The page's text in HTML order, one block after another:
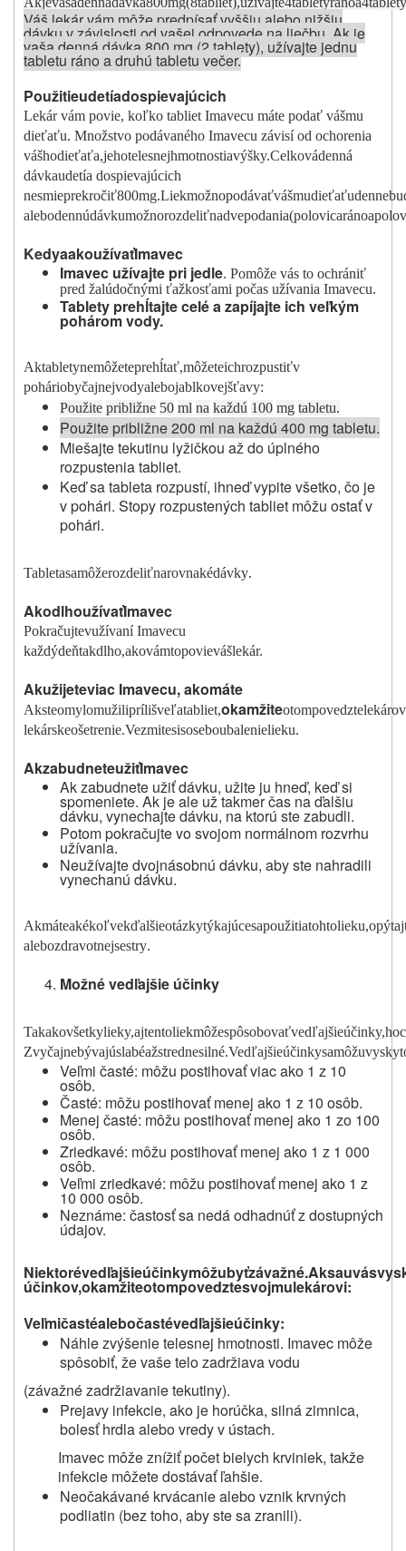
Váš lekár vám môže predpísať vyššiu alebo nižšiu
dávku v závislosti od vašej odpovede na liečbu. Ak je
vaša denná dávka 800 mg (2 tablety), užívajte jednu
tabletu ráno a druhú tabletu večer.
Použitieudetíadospievajúcich
Lekár vám povie, koľko tabliet Imavecu máte podať vášmu
dieťaťu. Množstvo podávaného Imavecu závisí od ochorenia
vášhodieťaťa,jehotelesnejhmotnostiavýšky.Celkovádenná
dávkaudetía dospievajúcich
nesmieprekročiť800mg.Liekmožnopodávaťvášmudieťaťudenne
alebodennúdávkumožnorozdeliťnadvepodania(polovicaránoa
KedyaakoužívaťImavec
Imavec užívajte pri jedle. Pomôže vás to ochrániť
pred žalúdočnými ťažkosťami počas užívania Imavecu.
Tablety prehĺtajte celé a zapíjajte ich veľkým
pohárom vody.
Aktabletynemôžeteprehĺtať,môžeteichrozpustiťv
poháriobyčajnejvodyalebojablkovejšťavy:
Použite približne 50 ml na každú 100 mg tabletu.
Použite približne 200 ml na každú 400 mg tabletu.
Miešajte tekutinu lyžičkou až do úplného
rozpustenia tabliet.
Keď sa tableta rozpustí, ihneď vypite všetko, čo je
v pohári. Stopy rozpustených tabliet môžu ostať v
pohári.
Tabletasamôžerozdeliťnarovnakédávky.
AkodlhoužívaťImavec
Pokračujtevužívaní Imavecu
každýdeňtakdlho,akovámtopovievášlekár.
Akužijeteviac Imavecu, akomáte
Aksteomylomužiliprílišveľatabliet,okamžiteotompovedztelekárov
lekárskeošetrenie.Vezmitesisoseboubalenielieku.
AkzabudneteužiťImavec
Ak zabudnete užiť dávku, užite ju hneď, keď si
spomeniete. Ak je ale už takmer čas na ďalšiu
dávku, vynechajte dávku, na ktorú ste zabudli.
Potom pokračujte vo svojom normálnom rozvrhu
užívania.
Neužívajte dvojnásobnú dávku, aby ste nahradili
vynechanú dávku.
Akmáteakékoľvekďalšieotázkytýkajúcesapoužitiatohtolieku,
alebozdravotnejsestry.
Možnévedľajšie účinky
Takakovšetkylieky,ajtentoliekmôžespôsobovaťvedľajšieúčinky,
Zvyčajnebývajúslabéažstrednesilné.Vedľajšieúčinkysamôžuvysky
Veľmi časté: môžu postihovať viac ako 1 z 10
osôb.
Časté: môžu postihovať menej ako 1 z 10 osôb.
Menej časté: môžu postihovať menej ako 1 zo 100
osôb.
Zriedkavé: môžu postihovať menej ako 1 z 1 000
osôb.
Veľmi zriedkavé: môžu postihovať menej ako 1 z
10 000 osôb.
Neznáme: častosť sa nedá odhadnúť z dostupných
údajov.
Niektorévedľajšieúčinkymôžubyťzávažné.Aksauvás
účinkov,okamžiteotompovedztesvojmulekárovi:
Veľmičastéalebočastévedľajšieúčinky:
Náhle zvýšenie telesnej hmotnosti. Imavec môže
spôsobiť, že vaše telo zadržiava vodu
(závažné zadržiavanie tekutiny).
Prejavy infekcie, ako je horúčka, silná zimnica,
bolesť hrdla alebo vredy v ústach.
Imavec môže znížiť počet bielych krviniek, takže
infekcie môžete dostávať ľahšie.
Neočakávané krvácanie alebo vznik krvných
podliatin (bez toho, aby ste sa zranili).